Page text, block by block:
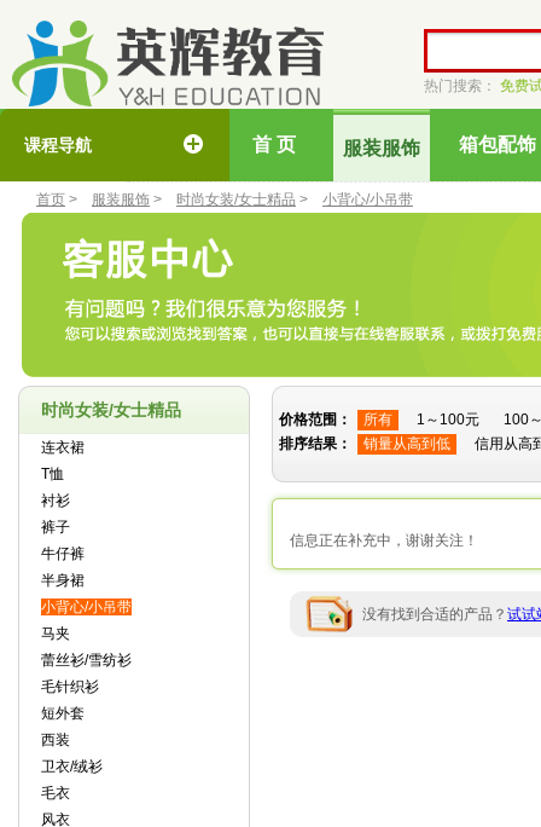
热门搜索： 免费
课程导航 首 页 服装服饰 箱包配饰
首页 > 服装服饰 > 时尚女装/女士精品 > 小背心/小吊带
时尚女装/女士精品
连衣裙
T恤
衬衫
裤子
牛仔裤
半身裙
小背心/小吊带
马夹
蕾丝衫/雪纺衫
毛针织衫
短外套
西装
卫衣/绒衫
毛衣
风衣
价格范围： 所有 1～100元
100
排序结果：
销量从高到低 信用从高
信息正在补充中，谢谢关注！
没有找到合适的产品？ 试试